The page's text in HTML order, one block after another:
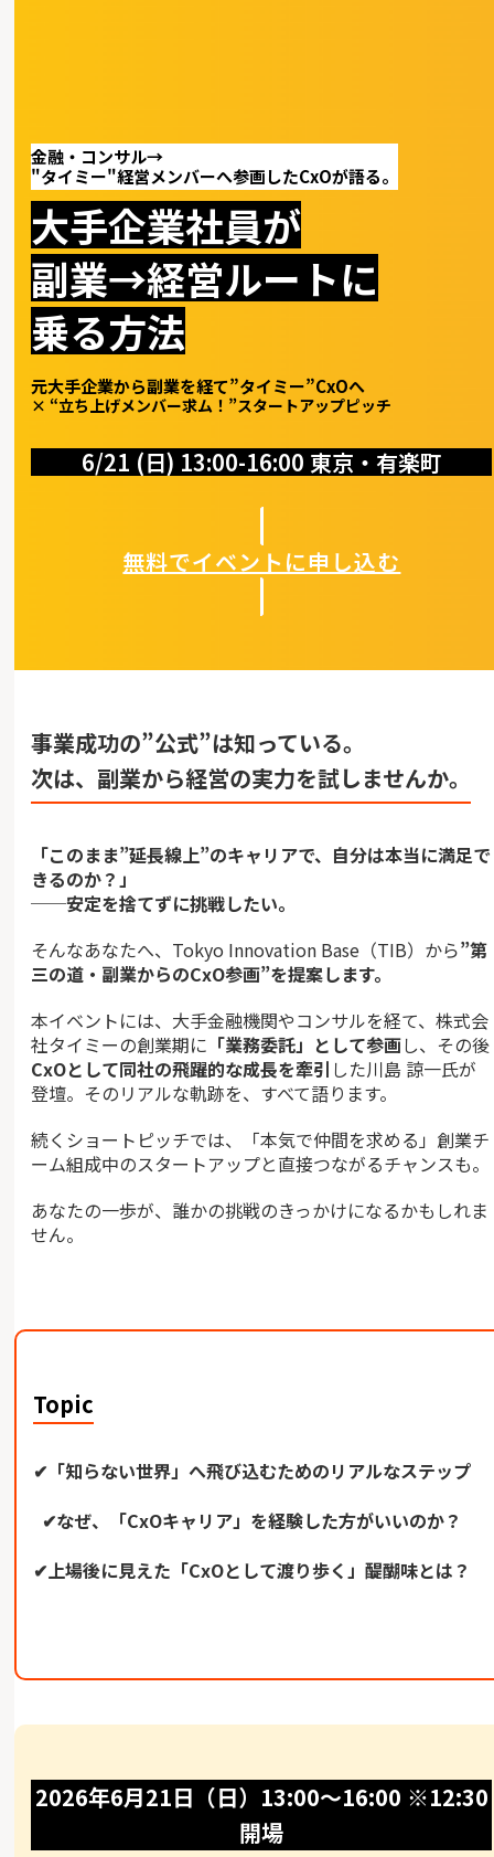
金融・コンサル→
"タイミー"経営メンバーへ参画したCxOが語る。
大手企業社員が
副業→経営ルートに
乗る方法
元大手企業から副業を経て”タイミー”CxOへ
× “立ち上げメンバー求ム！”スタートアップピッチ
6/21 (日) 13:00-16:00 東京・有楽町
無料でイベントに申し込む
事業成功の”公式”は知っている。
次は、副業から経営の実力を試しませんか。
「このまま”延長線上”のキャリアで、自分は本当に満足で
きるのか？」
──安定を捨てずに挑戦したい。
そんなあなたへ、Tokyo Innovation Base（TIB）から”第
三の道・副業からのCxO参画”を提案します。
本イベントには、大手金融機関やコンサルを経て、株式会
社タイミーの創業期に 「業務委託」として参画し、その後
CxOとして同社の飛躍的な成長を牽引 した川島 諒一氏が
登壇。そのリアルな軌跡を、すべて語ります。
続くショートピッチでは、「本気で仲間を求める」創業チ
ーム組成中のスタートアップと直接つながるチャンスも。
あなたの一歩が、誰かの挑戦のきっかけになるかもしれま
せん。
Topic
✔︎「知らない世界」へ飛び込むためのリアルなステップ
✔︎なぜ、「CxOキャリア」を経験した方がいいのか？
✔︎上場後に見えた「CxOとして渡り歩く」醍醐味とは？
2026年6月21日（日）13:00〜16:00 ※12:30
開場